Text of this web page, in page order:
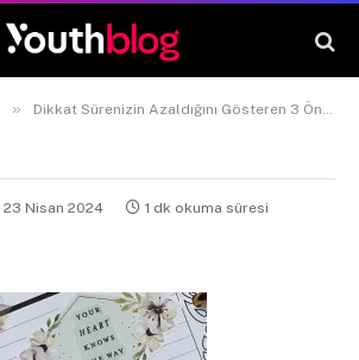
» Dikkat Sürenizin Azaldığını Gösteren 3 Önemli İşaret
23 Nisan 2024 1 dk okuma süresi